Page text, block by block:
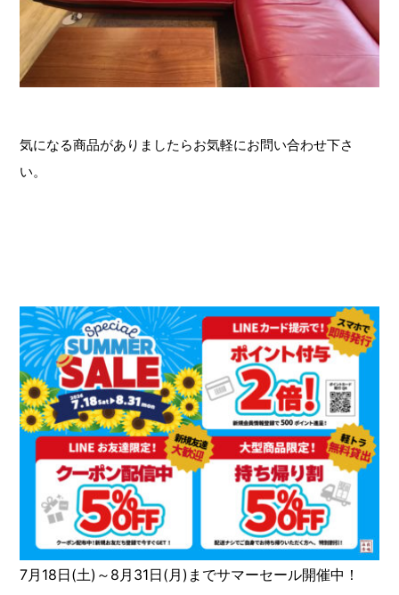
気になる商品がありましたらお気軽にお問い合わせ下さ
い。
7月18日(土)～8月31日(月)までサマーセール開催中！